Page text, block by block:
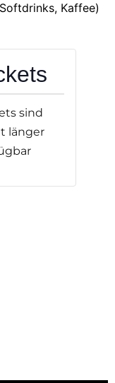
Softdrinks, Kaffee)
sind
länger